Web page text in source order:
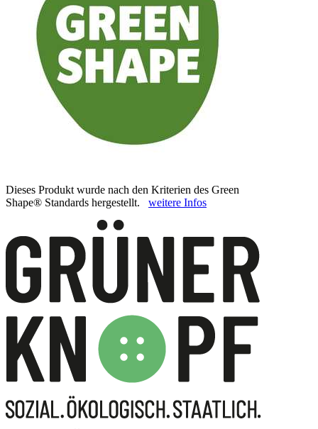
Dieses Produkt wurde nach den Kriterien des Green
Shape® Standards hergestellt. weitere Infos